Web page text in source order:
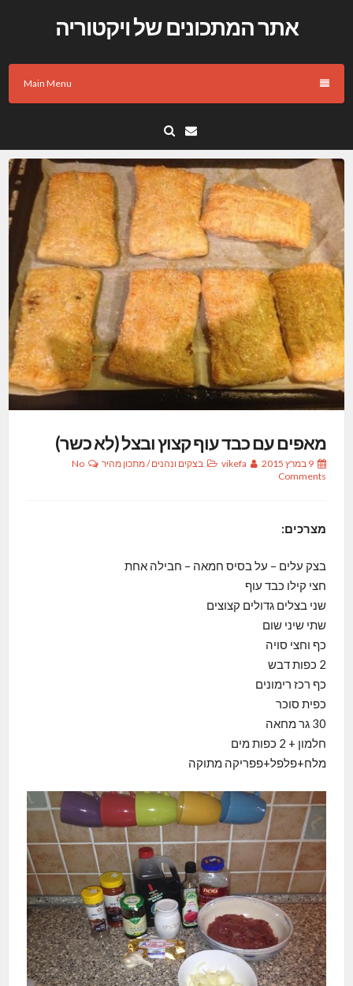
אתר המתכונים של ויקטוריה
Main Menu
Email
מאפים עם כבד עוף קצוץ ובצל (לא כשר)
9 במרץ 2015 vikefa בצקים ונהנים/מתכון מהיר
No
Comments
מצרכים:
בצק עלים – על בסיס חמאה – חבילה אחת
חצי קילו כבד עוף
שני בצלים גדולים קצוצים
שתי שיני שום
כף וחצי סויה
2 כפות דבש
כף רכז רימונים
כפית סוכר
30 גר מחאה
חלמון + 2 כפות מים
מלח+פלפל+פפריקה מתוקה